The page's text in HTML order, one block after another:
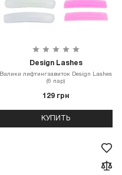
Design Lashes
Валики лифтингзавиток Design Lashes
(6 пар)
129 грн
КУПИТЬ